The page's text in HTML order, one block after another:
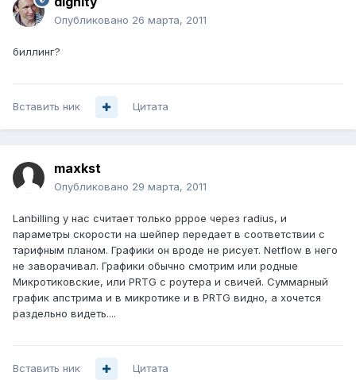
Опубликовано 26 марта, 2011
биллинг?
Вставить ник Цитата
maxkst
Опубликовано 29 марта, 2011
Lanbilling у нас считает только pppoe через radius, и
параметры скорости на шейпер передает в соответствии с
тарифным планом. Графики он вроде не рисует. Netflow в него
не заворачивал. Графики обычно смотрим или родные
Микротиковские, или PRTG с роутера и свичей. Суммарный
график апстрима и в микротике и в PRTG видно, а хочется
раздельно видеть....
Вставить ник Цитата